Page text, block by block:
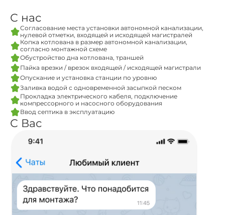
С нас
Согласование места установки автономной канализации,
нулевой отметки, входящей и исходящей магистралей
Копка котлована в размер автономной канализации,
согласно монтажной схеме
Обустройство дна котлована, траншей
Пайка врезки / врезок входящей / исходящей магистрали
Опускание и установка станции по уровню
Заливка водой с одновременной засыпкой песком
Прокладка электрического кабеля, подключение
компрессорного и насосного оборудования
Ввод септика в эксплуатацию
С Вас